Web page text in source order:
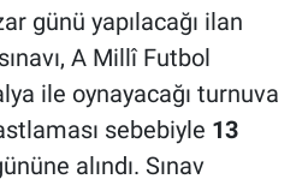
günü yapılacağı ilan
A Millî Futbol
ile oynayacağı turnuva
sebebiyle 13
alındı. Sınav